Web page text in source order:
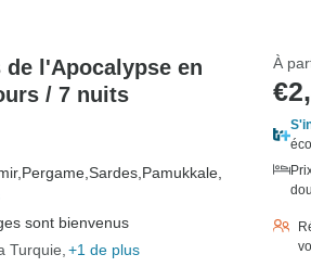
l'Apocalypse en
/ 7 nuits
Pergame, Sardes, Pamukkale,
sont bienvenus
Turquie +1 de plus
À